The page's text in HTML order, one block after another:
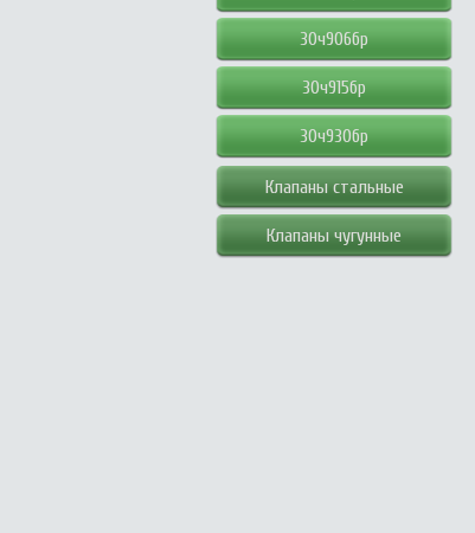
30ч906бр
30ч915бр
30ч930бр
Клапаны стальные
Клапаны чугунные